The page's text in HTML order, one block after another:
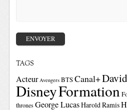
TAGS
Acteur Avengers BTSCanal+
DisneyFormation
thrones George LucasHarold Ramis